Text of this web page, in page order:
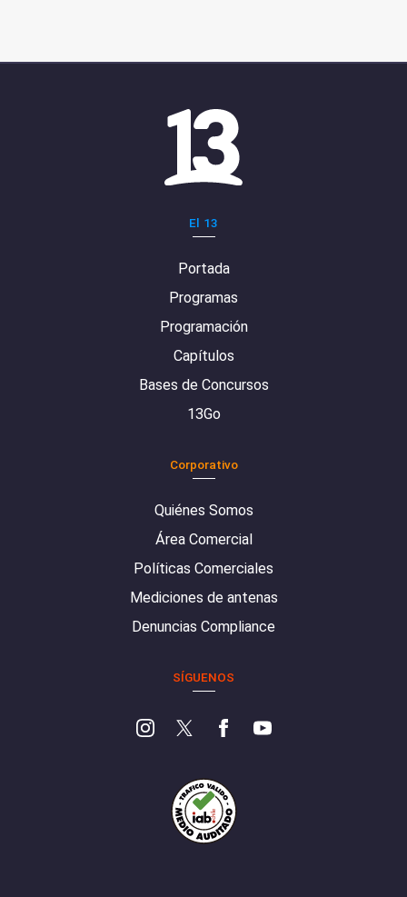
El 13
Portada
Programas
Programación
Capítulos
Bases de Concursos
13Go
Corporativo
Quiénes Somos
Área Comercial
Políticas Comerciales
Mediciones de antenas
Denuncias Compliance
SÍGUENOS